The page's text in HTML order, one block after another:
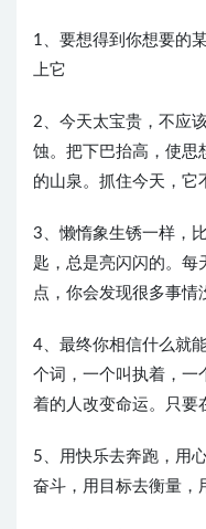
1、要想得到你想要的
上它
2、今天太宝贵，不应
蚀。把下巴抬高，使思
的山泉。抓住今天，它
3、懒惰象生锈一样，
匙，总是亮闪闪的。每
点，你会发现很多事情
4、最终你相信什么就
个词，一个叫执着，一
着的人改变命运。只要
5、用快乐去奔跑，用
奋斗，用目标去衡量，